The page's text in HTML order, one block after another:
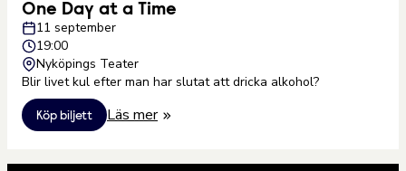
One Day at a Time
11 september
19:00
Nyköpings Teater
Blir livet kul efter man har slutat att dricka alkohol?
Köp biljett Läs mer